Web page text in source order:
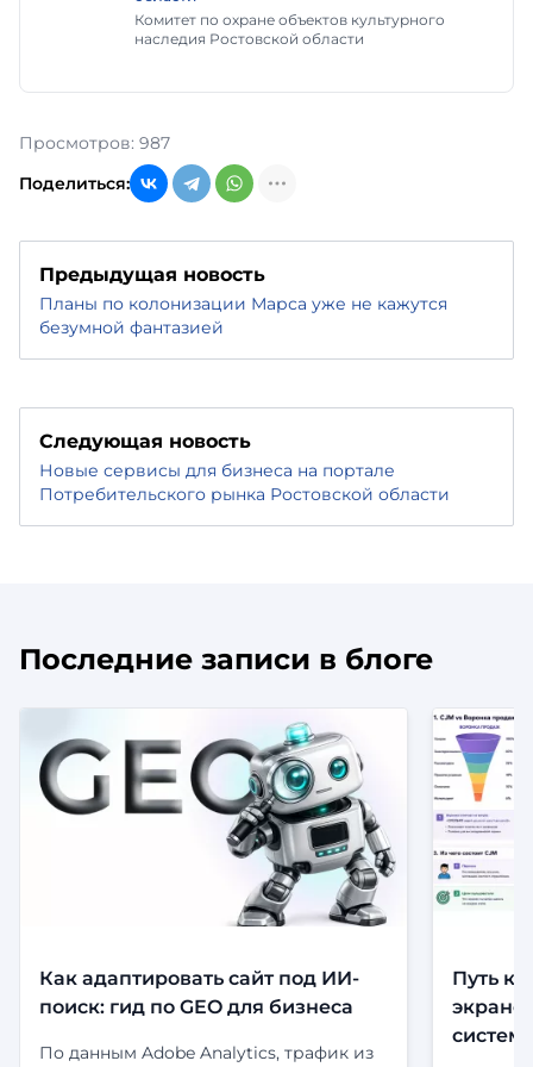
Комитет по охране объектов культурного
наследия Ростовской области
Просмотров: 987
Поделиться:
Предыдущая новость
Планы по колонизации Марса уже не кажутся
безумной фантазией
Следующая новость
Новые сервисы для бизнеса на портале
Потребительского рынка Ростовской области
Последние записи в блоге
Как адаптировать сайт под ИИ-
поиск: гид по GEO для бизнеса
По данным Adobe Analytics, трафик из
Путь